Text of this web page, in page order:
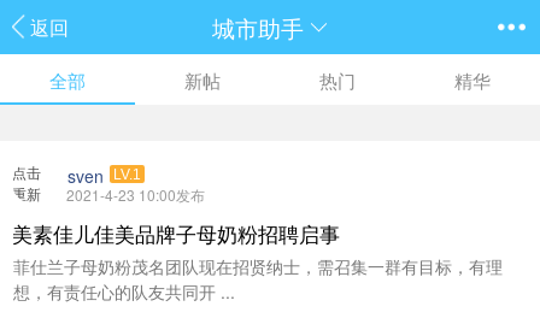
返回 城市助手
全部 新帖 热门 精华
点击
重新
sven LV.1
2021-4-23 10:00发布
美素佳儿佳美品牌子母奶粉招聘启事
菲仕兰子母奶粉茂名团队现在招贤纳士，需召集一群有目标，有理
想，有责任心的队友共同开 ...